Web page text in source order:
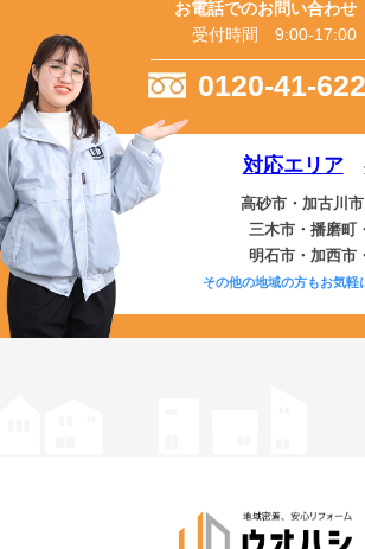
お電話でのお問い合わせ
受付時間 9:00-17:00
0120-41-
対応エリア
高砂市・加古川
三木市・播磨町
明石市・加西市
その他の地域の方もお気軽